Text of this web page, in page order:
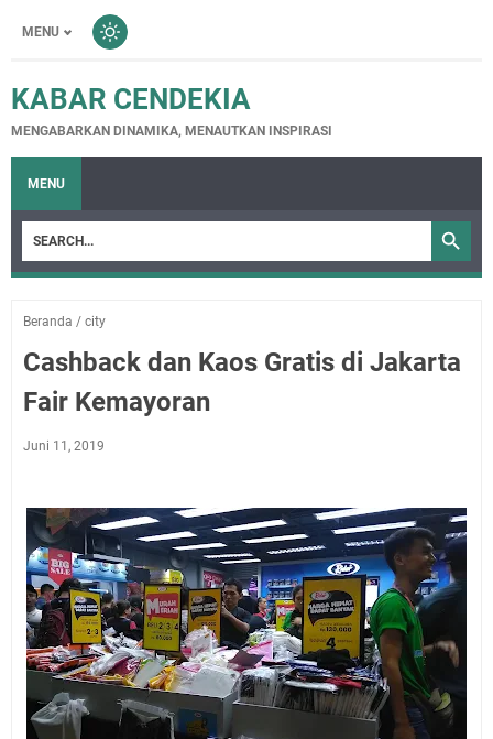
MENU
KABAR CENDEKIA
MENGABARKAN DINAMIKA, MENAUTKAN INSPIRASI
MENU
Beranda / city
Cashback dan Kaos Gratis di Jakarta
Fair Kemayoran
Juni 11, 2019